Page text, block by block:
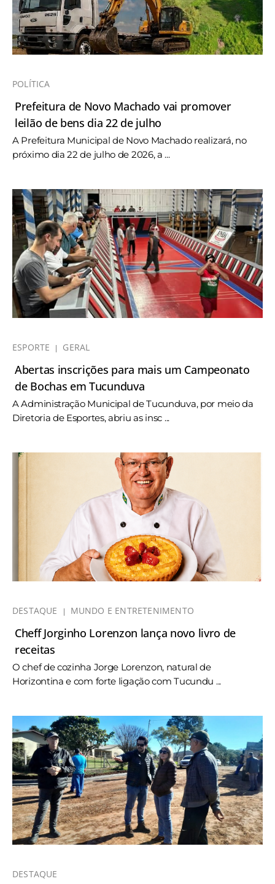
POLÍTICA
Prefeitura de Novo Machado vai promover
leilão de bens dia 22 de julho
A Prefeitura Municipal de Novo Machado realizará, no
próximo dia 22 de julho de 2026, a ...
ESPORTE GERAL
Abertas inscrições para mais um Campeonato
de Bochas em Tucunduva
A Administração Municipal de Tucunduva, por meio da
Diretoria de Esportes, abriu as insc ...
DESTAQUE MUNDO E ENTRETENIMENTO
Cheff Jorginho Lorenzon lança novo livro de
receitas
O chef de cozinha Jorge Lorenzon, natural de
Horizontina e com forte ligação com Tucundu ...
DESTAQUE